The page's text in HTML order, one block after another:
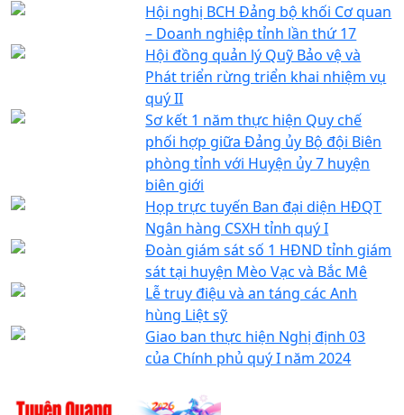
Hội nghị BCH Đảng bộ khối Cơ quan
– Doanh nghiệp tỉnh lần thứ 17
Hội đồng quản lý Quỹ Bảo vệ và
Phát triển rừng triển khai nhiệm vụ
quý II
Sơ kết 1 năm thực hiện Quy chế
phối hợp giữa Đảng ủy Bộ đội Biên
phòng tỉnh với Huyện ủy 7 huyện
biên giới
Họp trực tuyến Ban đại diện HĐQT
Ngân hàng CSXH tỉnh quý I
Đoàn giám sát số 1 HĐND tỉnh giám
sát tại huyện Mèo Vạc và Bắc Mê
Lễ truy điệu và an táng các Anh
hùng Liệt sỹ
Giao ban thực hiện Nghị định 03
của Chính phủ quý I năm 2024